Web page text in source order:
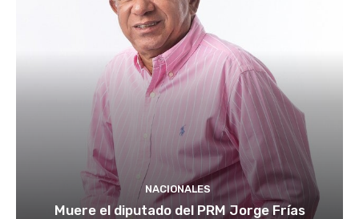
NACIONALES
Muere el diputado del PRM Jorge Frías